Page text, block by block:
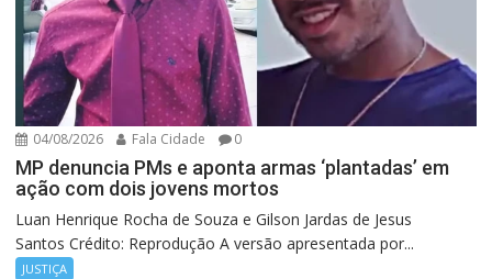
04/08/2026 Fala Cidade 0
MP denuncia PMs e aponta armas ‘plantadas’ em
ação com dois jovens mortos
Luan Henrique Rocha de Souza e Gilson Jardas de Jesus
Santos Crédito: Reprodução A versão apresentada por...
JUSTIÇA